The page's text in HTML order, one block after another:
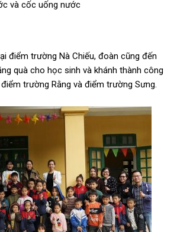
và cốc uống nước
điểm trường Nà Chiếu, đoàn cũng đến
quà cho học sinh và khánh thành công
trường Rằng và điểm trường Sưng.